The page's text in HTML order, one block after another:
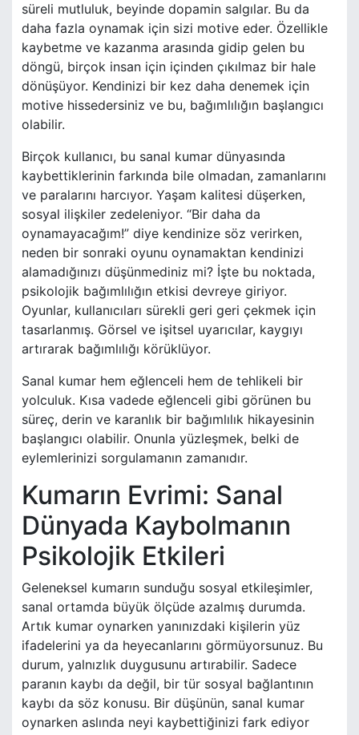
süreli mutluluk, beyinde dopamin salgılar. Bu da
daha fazla oynamak için sizi motive eder. Özellikle
kaybetme ve kazanma arasında gidip gelen bu
döngü, birçok insan için içinden çıkılmaz bir hale
dönüşüyor. Kendinizi bir kez daha denemek için
motive hissedersiniz ve bu, bağımlılığın başlangıcı
olabilir.
Birçok kullanıcı, bu sanal kumar dünyasında
kaybettiklerinin farkında bile olmadan, zamanlarını
ve paralarını harcıyor. Yaşam kalitesi düşerken,
sosyal ilişkiler zedeleniyor. “Bir daha da
oynamayacağım!” diye kendinize söz verirken,
neden bir sonraki oyunu oynamaktan kendinizi
alamadığınızı düşünmediniz mi? İşte bu noktada,
psikolojik bağımlılığın etkisi devreye giriyor.
Oyunlar, kullanıcıları sürekli geri geri çekmek için
tasarlanmış. Görsel ve işitsel uyarıcılar, kaygıyı
artırarak bağımlılığı körüklüyor.
Sanal kumar hem eğlenceli hem de tehlikeli bir
yolculuk. Kısa vadede eğlenceli gibi görünen bu
süreç, derin ve karanlık bir bağımlılık hikayesinin
başlangıcı olabilir. Onunla yüzleşmek, belki de
eylemlerinizi sorgulamanın zamanıdır.
Kumarın Evrimi: Sanal
Dünyada Kaybolmanın
Psikolojik Etkileri
Geleneksel kumarın sunduğu sosyal etkileşimler,
sanal ortamda büyük ölçüde azalmış durumda.
Artık kumar oynarken yanınızdaki kişilerin yüz
ifadelerini ya da heyecanlarını görmüyorsunuz. Bu
durum, yalnızlık duygusunu artırabilir. Sadece
paranın kaybı da değil, bir tür sosyal bağlantının
kaybı da söz konusu. Bir düşünün, sanal kumar
oynarken aslında neyi kaybettiğinizi fark ediyor